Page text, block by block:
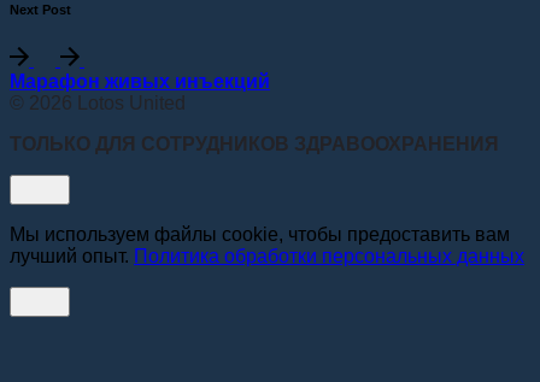
Next Post
Марафон живых инъекций
© 2026 Lotos United
ТОЛЬКО ДЛЯ СОТРУДНИКОВ ЗДРАВООХРАНЕНИЯ
Мы используем файлы cookie, чтобы предоставить вам
лучший опыт. Политика обработки персональных данных